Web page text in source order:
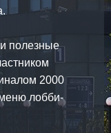
полезные
2000
лобби-